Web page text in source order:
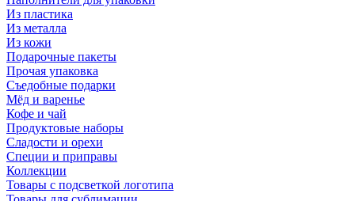
Из пластика
Из металла
Из кожи
Подарочные пакеты
Прочая упаковка
Съедобные подарки
Мёд и варенье
Кофе и чай
Продуктовые наборы
Сладости и орехи
Специи и приправы
Коллекции
Товары с подсветкой логотипа